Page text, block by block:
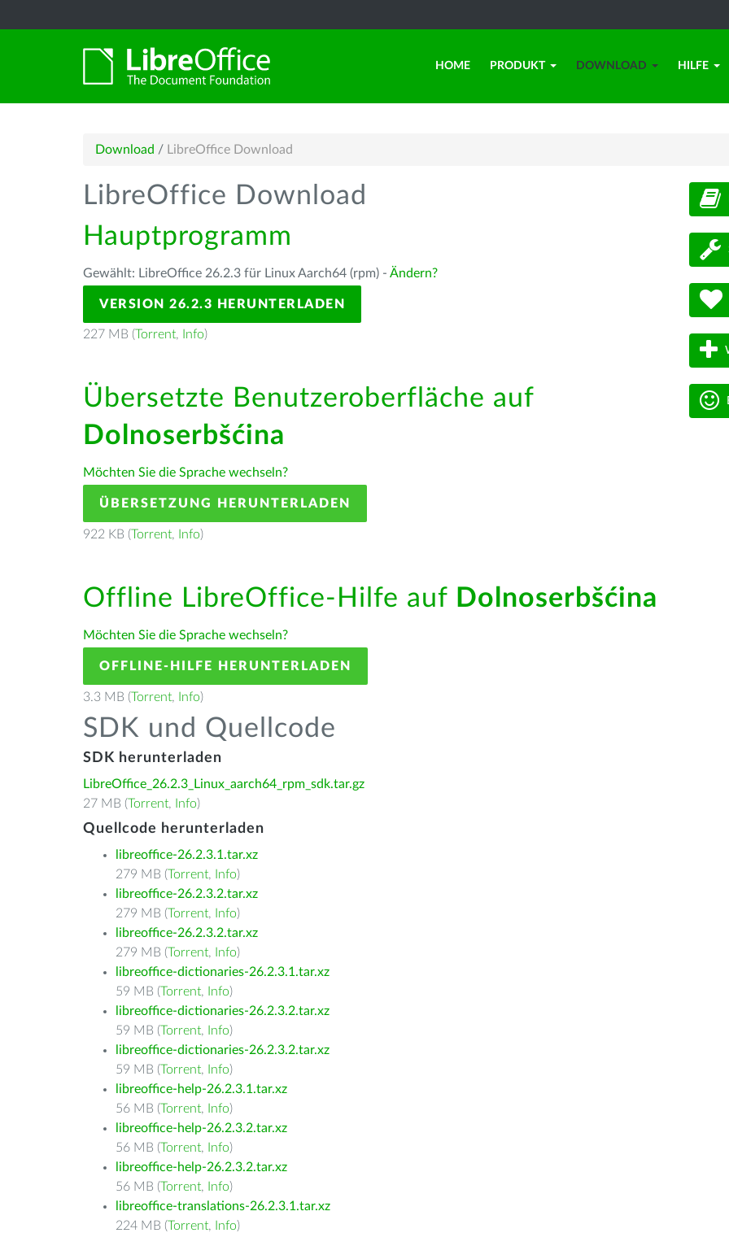
HOME PRODUKT DOWNLOAD HILFE
Download / LibreOffice Download
LibreOffice Download
Hauptprogramm
Gewählt: LibreOffice 26.2.3 für Linux Aarch64 (rpm) - Ändern?
VERSION 26.2.3 HERUNTERLADEN
227 MB (Torrent, Info)
Übersetzte Benutzeroberfläche auf
Dolnoserbšćina
Möchten Sie die Sprache wechseln?
ÜBERSETZUNG HERUNTERLADEN
922 KB (Torrent, Info)
Offline LibreOffice-Hilfe auf Dolnoserbšćina
Möchten Sie die Sprache wechseln?
OFFLINE-HILFE HERUNTERLADEN
3.3 MB (Torrent, Info)
SDK und Quellcode
SDK herunterladen
LibreOffice_26.2.3_Linux_aarch64_rpm_sdk.tar.gz
27 MB (Torrent, Info)
Quellcode herunterladen
libreoffice-26.2.3.1.tar.xz
279 MB (Torrent, Info)
libreoffice-26.2.3.2.tar.xz
279 MB (Torrent, Info)
libreoffice-26.2.3.2.tar.xz
279 MB (Torrent, Info)
libreoffice-dictionaries-26.2.3.1.tar.xz
59 MB (Torrent, Info)
libreoffice-dictionaries-26.2.3.2.tar.xz
59 MB (Torrent, Info)
libreoffice-dictionaries-26.2.3.2.tar.xz
59 MB (Torrent, Info)
libreoffice-help-26.2.3.1.tar.xz
56 MB (Torrent, Info)
libreoffice-help-26.2.3.2.tar.xz
56 MB (Torrent, Info)
libreoffice-help-26.2.3.2.tar.xz
56 MB (Torrent, Info)
libreoffice-translations-26.2.3.1.tar.xz
224 MB (Torrent, Info)